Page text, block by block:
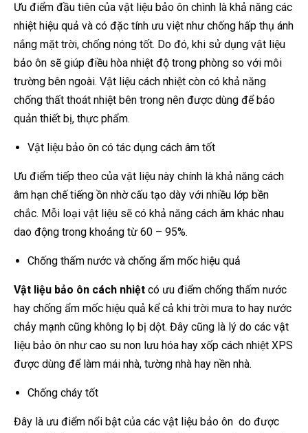
Ưu điểm đầu tiên của vật liệu bảo ôn chình là khả năng các
nhiệt hiệu quả và có đặc tính ưu việt như chống hấp thụ ánh
nắng mặt trời, chống nóng tốt. Do đó, khi sử dụng vật liệu
bảo ôn sẽ giúp điều hòa nhiệt độ trong phòng so với môi
trường bên ngoài. Vật liệu cách nhiệt còn có khả năng
chống thất thoát nhiệt bên trong nên được dùng để bảo
quản thiết bị, thực phẩm.
Vật liệu bảo ôn có tác dụng cách âm tốt
Ưu điểm tiếp theo của vật liệu này chính là khả năng cách
âm hạn chế tiếng ồn nhờ cấu tạo dày với nhiều lớp bền
chắc. Mỗi loại vật liệu sẽ có khả năng cách âm khác nhau
dao động trong khoảng từ 60 – 95%.
Chống thấm nước và chống ẩm mốc hiệu quả
Vật liệu bảo ôn cách nhiệt có ưu điểm chống thấm nước
hay chống ẩm mốc hiệu quả kể cả khi trời mưa to hay nước
chảy mạnh cũng không lọ bị dột. Đây cũng là lý do các vật
liệu bảo ôn như cao su non lưu hóa hay xốp cách nhiệt XPS
được dùng để làm mái nhà, tường nhà hay nền nhà.
Chống cháy tốt
Đây là ưu điểm nổi bật của các vật liệu bảo ôn do được